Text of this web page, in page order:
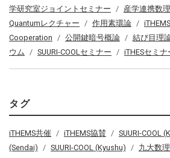
学研究室ジョイントセミナー
産学連携数
Quantumレクチャー
作用素環論
Cooperation
公開鍵暗号概論 結び目理
ウム
SUURI-COOLセミナー iTHESセミナ
タグ
iTHEMS共催 iTHEMS協賛 SUURI-COOL
(Sendai)
SUURI-COOL (Kyushu) 九大数